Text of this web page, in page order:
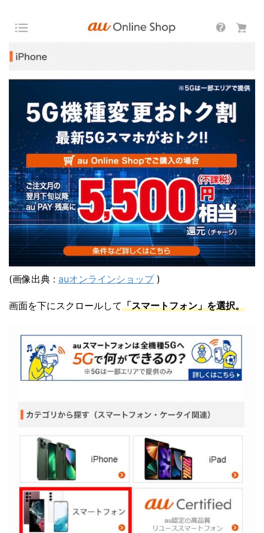
(画像出典 : auオンラインショップ)
画面を下にスクロールして「スマートフォン」を選択。